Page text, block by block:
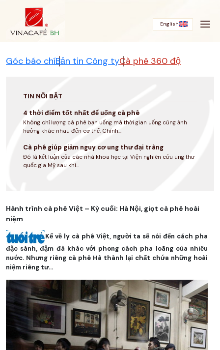
English
Góc báo chíBản tin Công tyCà phê 360 độ
TIN NỔI BẬT
4 thời điểm tốt nhất để uống cà phê
Không chỉ lượng cà phê bạn uống mà thời gian uống cũng ảnh
hưởng khác nhau đến cơ thể. Chính...
Cà phê giúp giảm nguy cơ ung thư đại tràng
Đó là kết luận của các nhà khoa học tại Viện nghiên cứu ung thư
quốc gia Mỹ sau khi...
Hành trình cà phê Việt – Kỳ cuối: Hà Nội, giọt cà phê hoài
niệm
Kể về ly cà phê Việt, người ta sẽ nói đến cách pha
đặc sánh, đậm đà khác với phong cách pha loãng của nhiều
nước. Nhưng riêng cà phê Hà thành lại chất chứa những hoài
niệm riêng tư...